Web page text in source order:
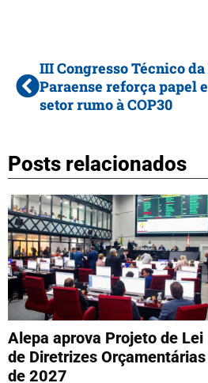
III Congresso Técnico
Paraense reforça papel
setor rumo à COP30
Posts relacionados
Alepa aprova Projeto de Lei
de Diretrizes Orçamentárias
de 2027